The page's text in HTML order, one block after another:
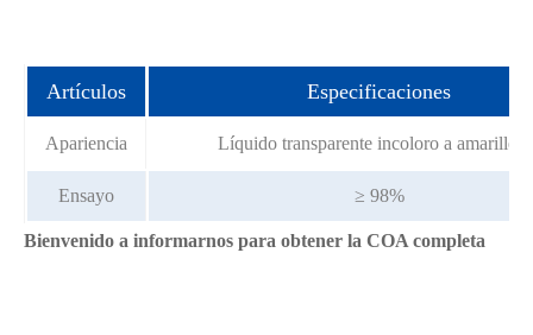
Artículos Especificaciones
Apariencia Líquido transparente incoloro a
Ensayo ≥ 98%
Bienvenido a informarnos para obtener la COA completa